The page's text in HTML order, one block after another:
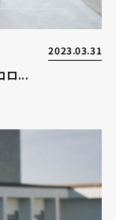
2023.03.31
ロ...